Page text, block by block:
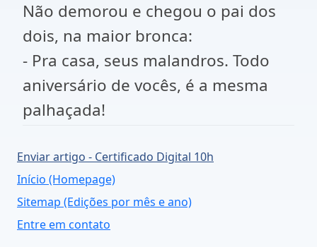
Não demorou e chegou o pai dos
dois, na maior bronca:
- Pra casa, seus malandros. Todo
aniversário de vocês, é a mesma
palhaçada!
Enviar artigo - Certificado Digital 10h
Início (Homepage)
Sitemap (Edições por mês e ano)
Entre em contato